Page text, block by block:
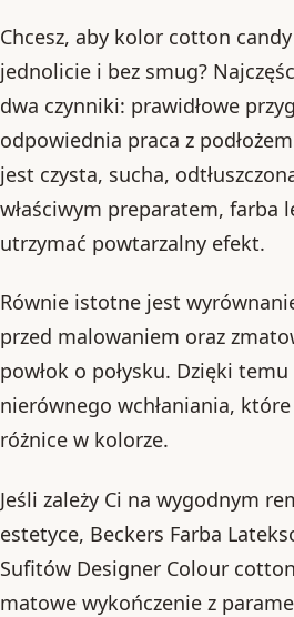
Chcesz, aby kolor cotton
jednolicie i bez smug?
dwa czynniki: prawidłowe
odpowiednia praca z
jest czysta, sucha,
właściwym preparatem, farba
utrzymać powtarzalny efekt.
Równie istotne jest
przed malowaniem oraz
powłok o połysku. Dzięki
nierównego wchłaniania,
różnice w kolorze.
Jeśli zależy Ci na wygodnym
estetyce, Beckers Farba
Sufitów Designer Colour cotton
matowe wykończenie z